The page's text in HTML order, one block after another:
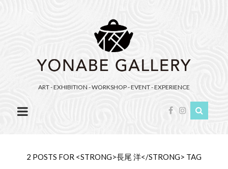
YONABE
GALLERY（ヨ
ナ
べ
ギ
ャ
ART - EXHIBITION - WORKSHOP - EVENT - EXPERIENCE
2 POSTS FOR <STRONG>長尾 洋</STRONG> TAG